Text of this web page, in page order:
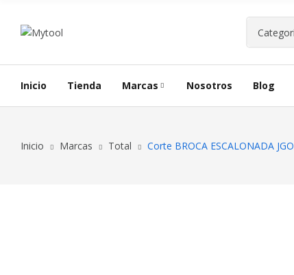
Inicio Tienda Marcas Nosotros Blog
Inicio Marcas Total Corte BROCA ESCALONADA